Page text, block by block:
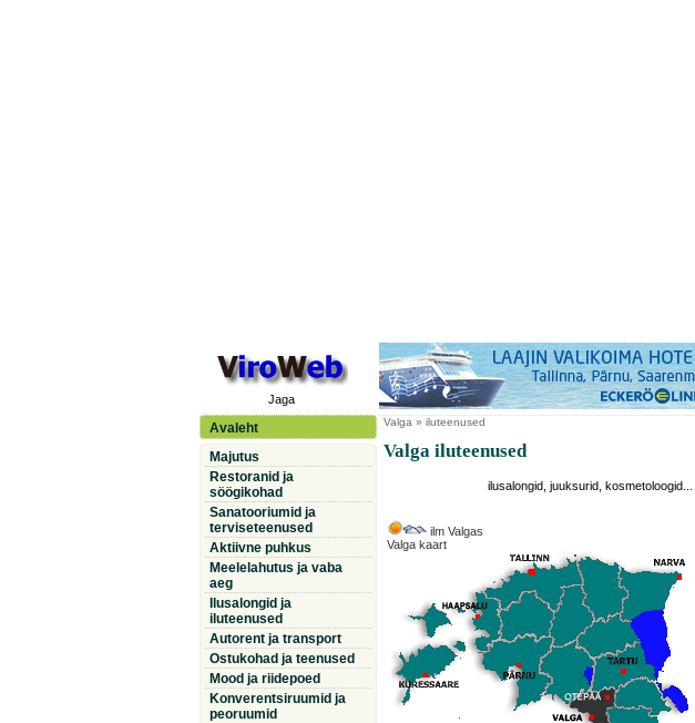
Jaga
Avaleht
Majutus
Restoranid ja
söögikohad
Sanatooriumid ja
terviseteenused
Aktiivne puhkus
Meelelahutus ja vaba
aeg
Ilusalongid ja
iluteenused
Autorent ja transport
Ostukohad ja teenused
Mood ja riidepoed
Konverentsiruumid ja
peoruumid
Valga » iluteenused
Valga iluteenused
ilusalongid, juuksurid, kosmetoloogid...
ilm Valgas
Valga kaart